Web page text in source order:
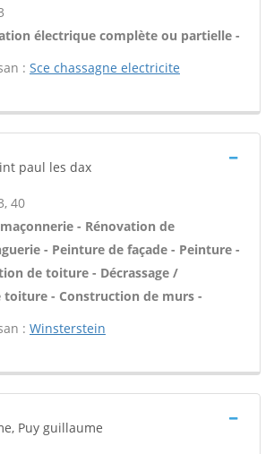
électrique complète ou partielle -
: Sce chassagne electricite
paul les dax
40
- Rénovation de
- Peinture de façade - Peinture -
de toiture - Décrassage /
toiture - Construction de murs -
: Winsterstein
Puy guillaume